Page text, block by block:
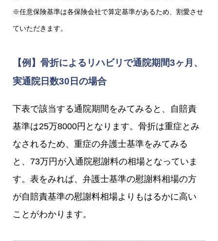
※任意保険基準は各保険会社で算定基準があるため、割愛させ
ていただきます。
【例】骨折によるリハビリで通院期間3ヶ月、
実通院日数30日の場合
下表で該当する通院期間をみてみると、自賠責
基準は25万8000円となります。骨折は重症とみ
なされるため、重症の弁護士基準をみてみる
と、73万円が入通院慰謝料の相場となっていま
す。表をみれば、弁護士基準の慰謝料相場の方
が自賠責基準の慰謝料相場よりもはるかに高い
ことがわかります。